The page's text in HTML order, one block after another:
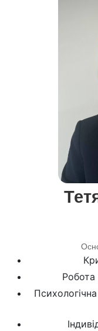
фактори,
підходу
Ці методики
травмуючі